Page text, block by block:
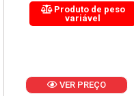
Produto de peso
variável
VER PREÇO